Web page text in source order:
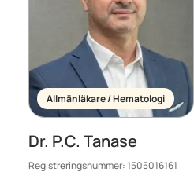
Allmänläkare / Hematologi
Dr. P.C. Tanase
Registreringsnummer:1505016161